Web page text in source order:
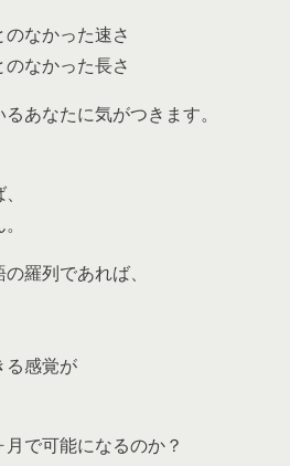
のなかった速さ
のなかった長さ
あなたに気がつきます。
羅列であれば、
る感覚が
で可能になるのか？